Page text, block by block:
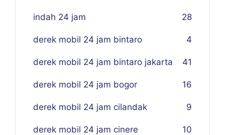
indah 24 jam 28
derek mobil 24 jam bintaro 4
derek mobil 24 jam bintaro jakarta 41
derek mobil 24 jam bogor 16
derek mobil 24 jam cilandak 9
derek mobil 24 jam cinere 10